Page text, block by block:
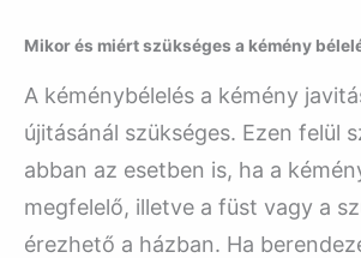
Mikor és miért szükséges a kémény
A kéménybélelés a kémény
újitásánál szükséges. Ezen felül
abban az esetben is, ha a
megfelelő, illetve a füst vagy a
érezhető a házban. Ha